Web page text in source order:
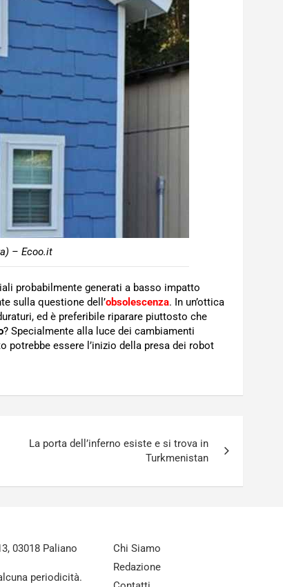
– Ecoo.it
probabilmente generati a basso impatto
sulla questione dell’obsolescenza. In un’ottica
ed è preferibile riparare piuttosto che
? Specialmente alla luce dei cambiamenti
essere l’inizio della presa dei robot
La porta dell’inferno esiste e si trova in
Turkmenistan
03018 Paliano
periodicità.
Chi Siamo
Redazione